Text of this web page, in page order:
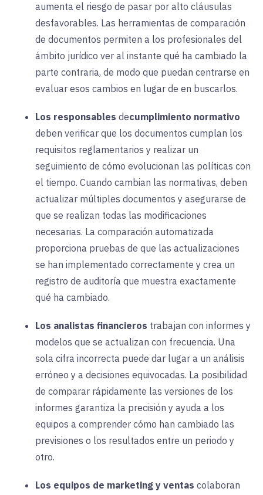
aumenta el riesgo de pasar por alto cláusulas
desfavorables. Las herramientas de comparación
de documentos permiten a los profesionales del
ámbito jurídico ver al instante qué ha cambiado la
parte contraria, de modo que puedan centrarse en
evaluar esos cambios en lugar de en buscarlos.
Los responsables decumplimiento normativo
deben verificar que los documentos cumplan los
requisitos reglamentarios y realizar un
seguimiento de cómo evolucionan las políticas con
el tiempo. Cuando cambian las normativas, deben
actualizar múltiples documentos y asegurarse de
que se realizan todas las modificaciones
necesarias. La comparación automatizada
proporciona pruebas de que las actualizaciones
se han implementado correctamente y crea un
registro de auditoría que muestra exactamente
qué ha cambiado.
Los analistas financieros trabajan con informes y
modelos que se actualizan con frecuencia. Una
sola cifra incorrecta puede dar lugar a un análisis
erróneo y a decisiones equivocadas. La posibilidad
de comparar rápidamente las versiones de los
informes garantiza la precisión y ayuda a los
equipos a comprender cómo han cambiado las
previsiones o los resultados entre un periodo y
otro.
Los equipos de marketing y ventas colaboran